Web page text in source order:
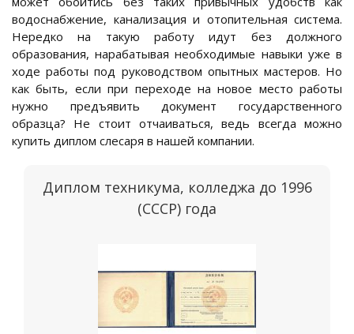
водоснабжение, канализация и отопительная система.
Нередко на такую работу идут без должного
образования, нарабатывая необходимые навыки уже в
ходе работы под руководством опытных мастеров. Но
как быть, если при переходе на новое место работы
нужно предъявить документ государственного
образца? Не стоит отчаиваться, ведь всегда можно
купить диплом слесаря в нашей компании.
Диплом техникума, колледжа до 1996
(СССР) года